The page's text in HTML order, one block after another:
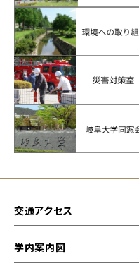
交通アクセス
学内案内図